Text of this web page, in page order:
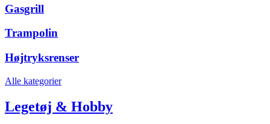
Gasgrill
Trampolin
Højtryksrenser
Alle kategorier
Legetøj & Hobby